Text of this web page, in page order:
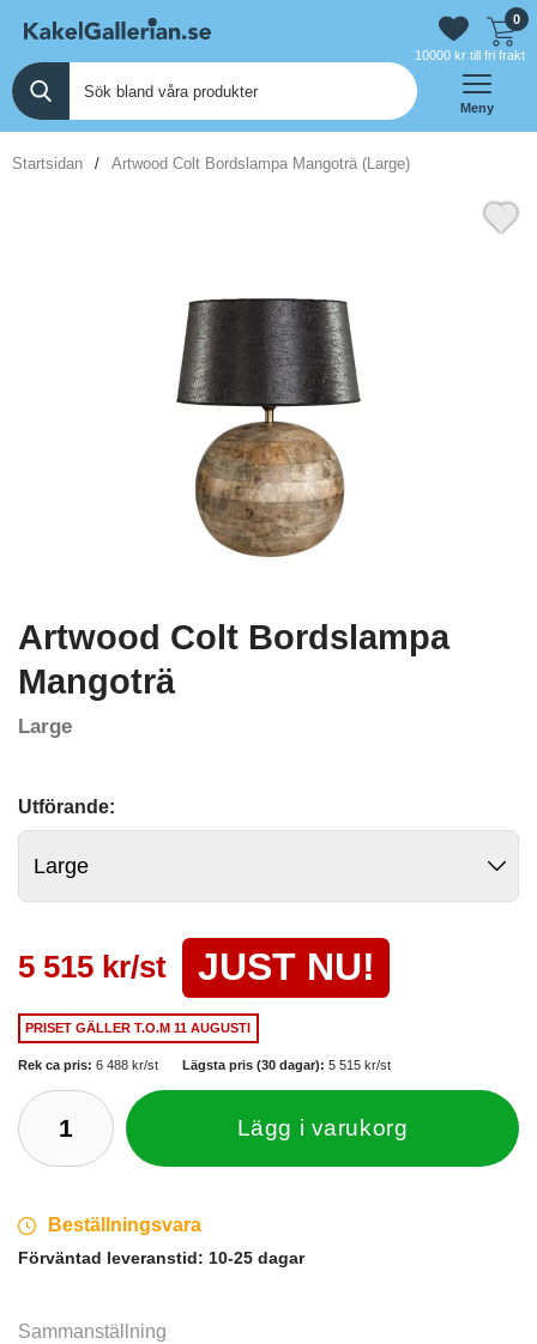
0
10000 kr till fri frakt
Meny
Startsidan Artwood Colt Bordslampa Mangoträ (Large)
Artwood Colt Bordslampa
Mangoträ
Large
Utförande:
5 515 kr/st JUST NU!
PRISET GÄLLERT.O.M 11 AUGUSTI
Rek ca pris: 6 488 kr/st Lägsta pris (30 dagar): 5 515 kr/st
Lägg i varukorg
Beställningsvara
Förväntad leveranstid: 10-25 dagar
Sammanställning